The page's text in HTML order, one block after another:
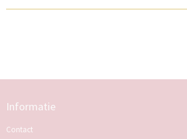
Informatie
Contact